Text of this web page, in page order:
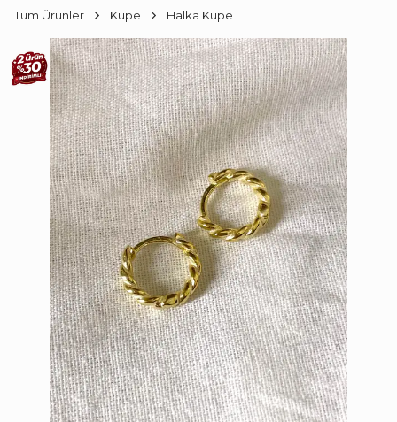
Tüm Ürünler Küpe Halka Küpe